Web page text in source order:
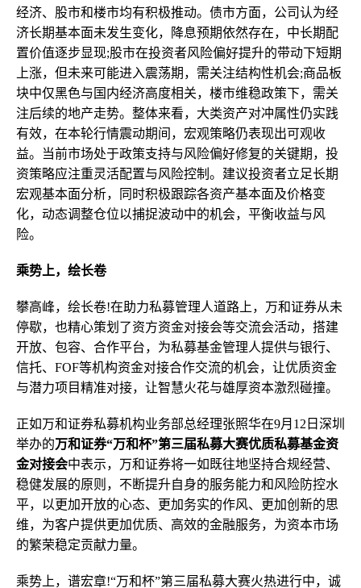
经济、股市和楼市均有积极推动。债市方面，公司认为经
济长期基本面未发生变化，降息预期依然存在，中长期配
置价值逐步显现;股市在投资者风险偏好提升的带动下短期
上涨，但未来可能进入震荡期，需关注结构性机会;商品板
块中仅黑色与国内经济高度相关，楼市维稳政策下，需关
注后续的地产走势。整体来看，大类资产对冲属性仍实践
有效，在本轮行情震动期间，宏观策略仍表现出可观收
益。当前市场处于政策支持与风险偏好修复的关键期，投
资策略应注重灵活配置与风险控制。建议投资者立足长期
宏观基本面分析，同时积极跟踪各资产基本面及价格变
化，动态调整仓位以捕捉波动中的机会，平衡收益与风
险。
乘势上，绘长卷
攀高峰，绘长卷!在助力私募管理人道路上，万和证券从未
停歇，也精心策划了资方资金对接会等交流会活动，搭建
开放、包容、合作平台，为私募基金管理人提供与银行、
信托、FOF等机构资金对接合作交流的机会，让优质资金
与潜力项目精准对接，让智慧火花与雄厚资本激烈碰撞。
正如万和证券私募机构业务部总经理张照华在9月12日深圳
举办的万和证券“万和杯”第三届私募大赛优质私募基金资
金对接会中表示，万和证券将一如既往地坚持合规经营、
稳健发展的原则，不断提升自身的服务能力和风险防控水
平，以更加开放的心态、更加务实的作风、更加创新的思
维，为客户提供更加优质、高效的金融服务，为资本市场
的繁荣稳定贡献力量。
乘势上，谱宏章!“万和杯”第三届私募大赛火热进行中，诚